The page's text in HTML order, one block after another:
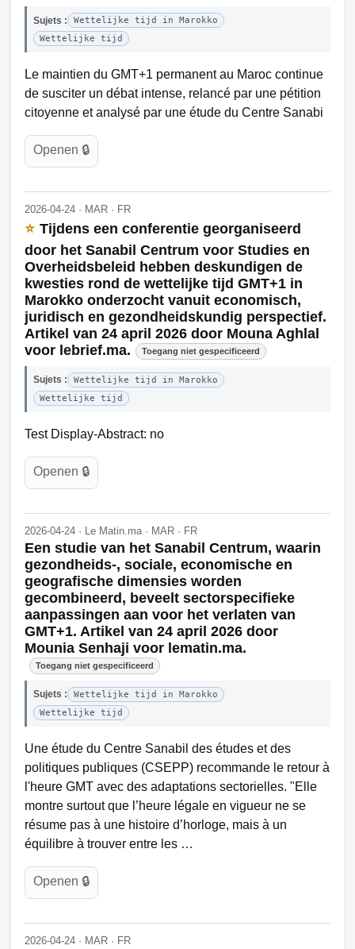
Sujets :
Wettelijke tijd in Marokko
Wettelijke tijd
Le maintien du GMT+1 permanent au Maroc continue
de susciter un débat intense, relancé par une pétition
citoyenne et analysé par une étude du Centre Sanabi
Openen 🔒
2026-04-24 · MAR · FR
⭐ Tijdens een conferentie georganiseerd
door het Sanabil Centrum voor Studies en
Overheidsbeleid hebben deskundigen de
kwesties rond de wettelijke tijd GMT+1 in
Marokko onderzocht vanuit economisch,
juridisch en gezondheidskundig perspectief.
Artikel van 24 april 2026 door Mouna Aghlal
voor lebrief.ma.
Toegang niet gespecificeerd
Sujets :
Wettelijke tijd in Marokko
Wettelijke tijd
Test Display-Abstract: no
Openen 🔒
2026-04-24 · Le Matin.ma · MAR · FR
Een studie van het Sanabil Centrum, waarin
gezondheids-, sociale, economische en
geografische dimensies worden
gecombineerd, beveelt sectorspecifieke
aanpassingen aan voor het verlaten van
GMT+1. Artikel van 24 april 2026 door
Mounia Senhaji voor lematin.ma.
Toegang niet gespecificeerd
Sujets :
Wettelijke tijd in Marokko
Wettelijke tijd
Une étude du Centre Sanabil des études et des
politiques publiques (CSEPP) recommande le retour à
l'heure GMT avec des adaptations sectorielles. "Elle
montre surtout que l’heure légale en vigueur ne se
résume pas à une histoire d’horloge, mais à un
équilibre à trouver entre les …
Openen 🔒
2026-04-24 · MAR · FR